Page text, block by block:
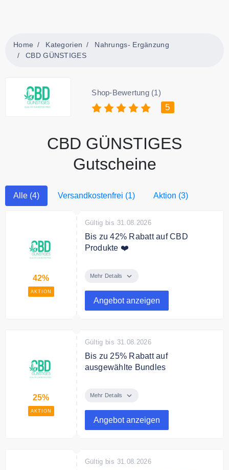
Home Kategorien
Nahrungs- Ergänzung
CBD GÜNSTIGES
Shop-Bewertung (1)
5
CBD GÜNSTIGES
Gutscheine
Alle (4) Versandkostenfrei (1) Aktion (3)
42%
AKTION
Gültig bis 31.08.2026
Bis zu 42% Rabatt auf CBD
Produkte ❤️
Auswahl von CBD Produkten.
Mehr Details
Angebot anzeigen
25%
AKTION
Gültig bis 31.08.2026
Bis zu 25% Rabatt auf
ausgewählte Bundles
Probierpakete un Bundles.
Mehr Details
Angebot anzeigen
Gültig bis 31.08.2026